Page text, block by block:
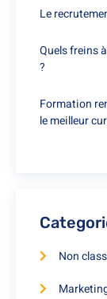
Le
Quels freins
?
Formation
le meilleur
Non